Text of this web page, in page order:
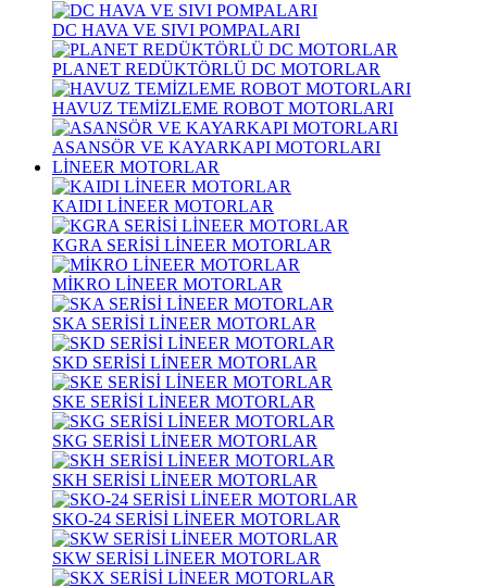
DC HAVA VE SIVI POMPALARI
PLANET REDÜKTÖRLÜ DC MOTORLAR
HAVUZ TEMİZLEME ROBOT MOTORLARI
ASANSÖR VE KAYARKAPI MOTORLARI
LİNEER MOTORLAR
KAIDI LİNEER MOTORLAR
KGRA SERİSİ LİNEER MOTORLAR
MİKRO LİNEER MOTORLAR
SKA SERİSİ LİNEER MOTORLAR
SKD SERİSİ LİNEER MOTORLAR
SKE SERİSİ LİNEER MOTORLAR
SKG SERİSİ LİNEER MOTORLAR
SKH SERİSİ LİNEER MOTORLAR
SKO-24 SERİSİ LİNEER MOTORLAR
SKW SERİSİ LİNEER MOTORLAR